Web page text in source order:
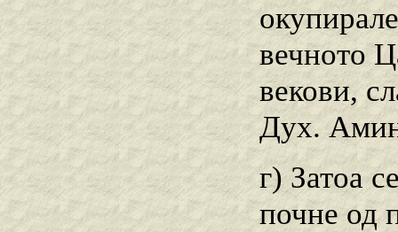
вечното
векови,
Дух.
г) Затоа
почне од